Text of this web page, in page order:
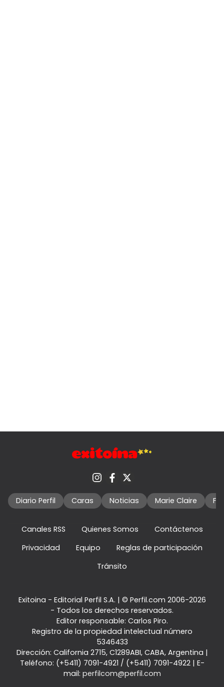
Diario Perfil Caras Noticias Marie Claire
Canales RSS Quienes Somos
Contáctenos
Privacidad
Equipo
Reglas de participación
Tránsito
Exitoina - Editorial Perfil S.A. | © Perfil.com 2006-2026
- Todos los derechos reservados.
Editor responsable: Carlos Piro.
Registro de la propiedad intelectual número
5346433
Dirección: California 2715, C1289ABI, CABA, Argentina |
Teléfono: (+5411) 7091-4921 / (+5411) 7091-4922| E-
mail: perfilcom@perfil.com